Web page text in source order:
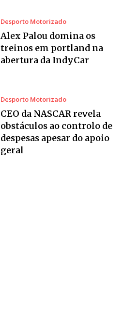
Desporto Motorizado
Alex Palou domina os
treinos em portland na
abertura da IndyCar
Desporto Motorizado
CEO da NASCAR revela
obstáculos ao controlo de
despesas apesar do apoio
geral